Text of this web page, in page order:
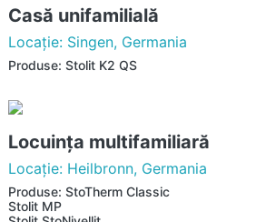
Casă unifamilială
Locaţie: Singen, Germania
Produse: Stolit K2 QS
Locuinţa multifamiliară
Locaţie: Heilbronn, Germania
Produse: StoTherm Classic
Stolit MP